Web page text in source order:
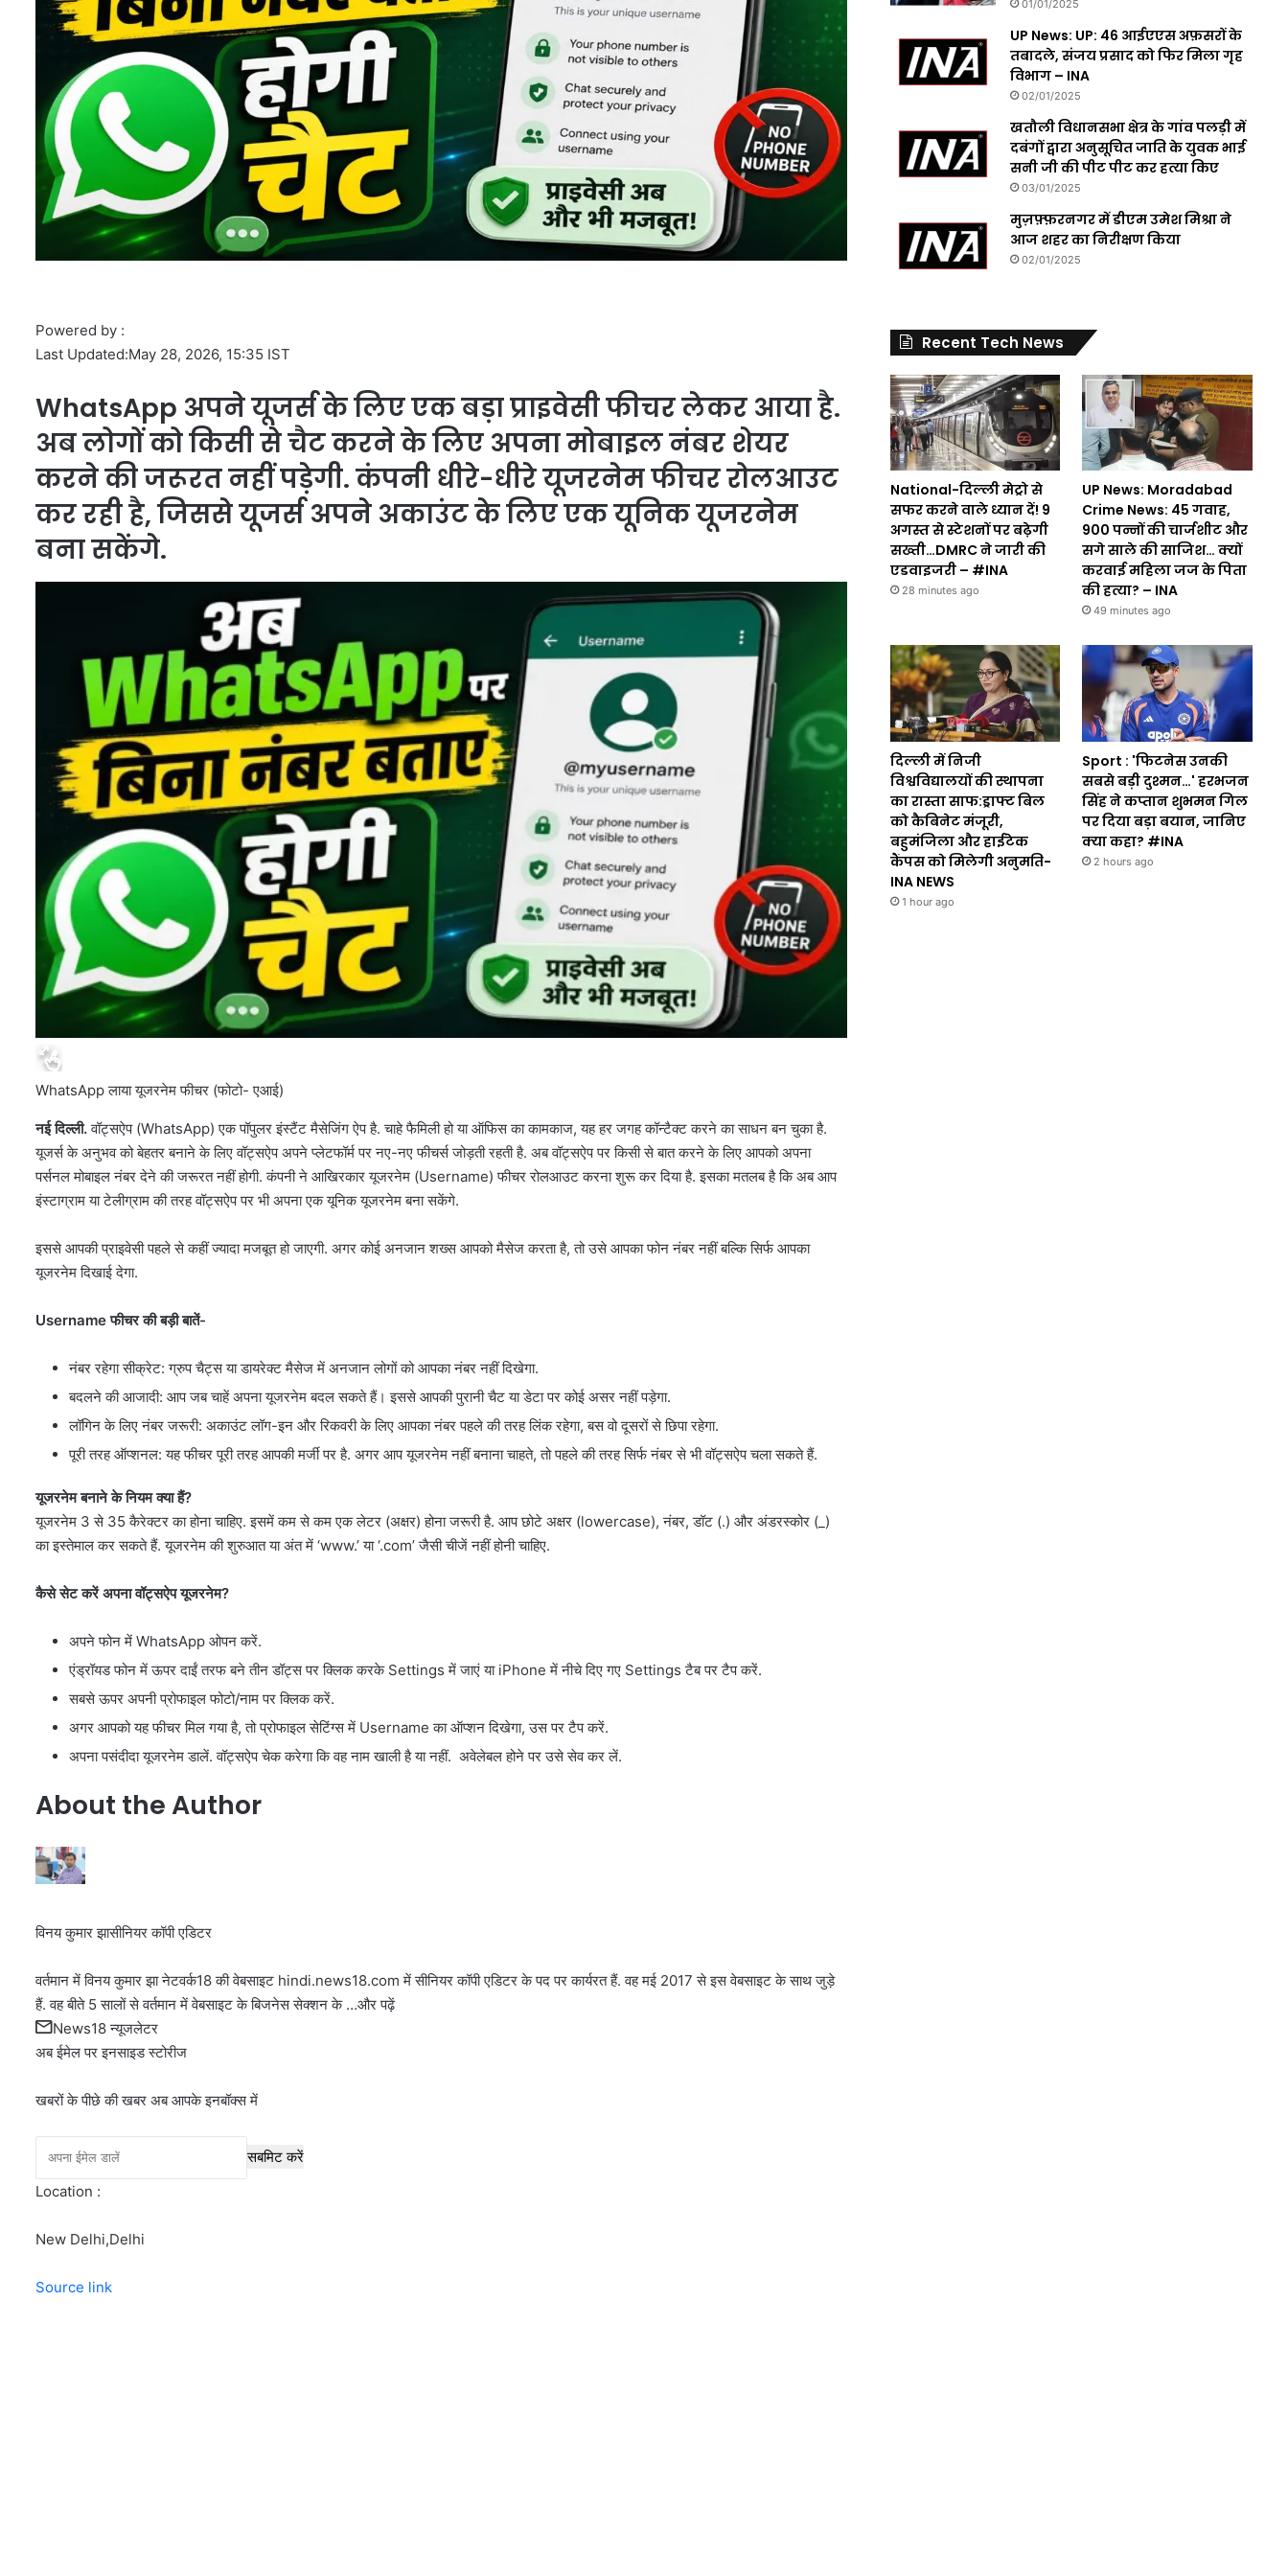
Powered by :
Last Updated:May 28, 2026, 15:35 IST
WhatsApp अपने यूजर्स के लिए एक बड़ा प्राइवेसी फीचर लेकर आया है.
अब लोगों को किसी से चैट करने के लिए अपना मोबाइल नंबर शेयर
करने की जरूरत नहीं पड़ेगी. कंपनी धीरे-धीरे यूजरनेम फीचर रोलआउट
कर रही है, जिससे यूजर्स अपने अकाउंट के लिए एक यूनिक यूजरनेम
बना सकेंगे.
WhatsApp लाया यूजरनेम फीचर (फोटो- एआई)
नई दिल्ली.वॉट्सऐप (WhatsApp) एक पॉपुलर इंस्टैंट मैसेजिंग ऐप है. चाहे फैमिली हो या ऑफिस का कामकाज, यह हर जगह कॉन्टैक्ट करने का साधन बन चुका है.
यूजर्स के अनुभव को बेहतर बनाने के लिए वॉट्सऐप अपने प्लेटफॉर्म पर नए-नए फीचर्स जोड़ती रहती है. अब वॉट्सऐप पर किसी से बात करने के लिए आपको अपना
पर्सनल मोबाइल नंबर देने की जरूरत नहीं होगी. कंपनी ने आखिरकार यूजरनेम (Username) फीचर रोलआउट करना शुरू कर दिया है. इसका मतलब है कि अब आप
इंस्टाग्राम या टेलीग्राम की तरह वॉट्सऐप पर भी अपना एक यूनिक यूजरनेम बना सकेंगे.
इससे आपकी प्राइवेसी पहले से कहीं ज्यादा मजबूत हो जाएगी. अगर कोई अनजान शख्स आपको मैसेज करता है, तो उसे आपका फोन नंबर नहीं बल्कि सिर्फ आपका
यूजरनेम दिखाई देगा.
Username फीचर की बड़ी बातें-
नंबर रहेगा सीक्रेट: ग्रुप चैट्स या डायरेक्ट मैसेज में अनजान लोगों को आपका नंबर नहीं दिखेगा.
बदलने की आजादी: आप जब चाहें अपना यूजरनेम बदल सकते हैं। इससे आपकी पुरानी चैट या डेटा पर कोई असर नहीं पड़ेगा.
लॉगिन के लिए नंबर जरूरी: अकाउंट लॉग-इन और रिकवरी के लिए आपका नंबर पहले की तरह लिंक रहेगा, बस वो दूसरों से छिपा रहेगा.
पूरी तरह ऑप्शनल: यह फीचर पूरी तरह आपकी मर्जी पर है. अगर आप यूजरनेम नहीं बनाना चाहते, तो पहले की तरह सिर्फ नंबर से भी वॉट्सऐप चला सकते हैं.
यूजरनेम बनाने के नियम क्या हैं?
यूजरनेम 3 से 35 कैरेक्टर का होना चाहिए. इसमें कम से कम एक लेटर (अक्षर) होना जरूरी है. आप छोटे अक्षर (lowercase), नंबर, डॉट (.) और अंडरस्कोर (_)
का इस्तेमाल कर सकते हैं. यूजरनेम की शुरुआत या अंत में ‘www.’ या ‘.com’ जैसी चीजें नहीं होनी चाहिए.
कैसे सेट करें अपना वॉट्सऐप यूजरनेम?
अपने फोन में WhatsApp ओपन करें.
एंड्रॉयड फोन में ऊपर दाईं तरफ बने तीन डॉट्स पर क्लिक करके Settings में जाएं या iPhone में नीचे दिए गए Settings टैब पर टैप करें.
सबसे ऊपर अपनी प्रोफाइल फोटो/नाम पर क्लिक करें.
अगर आपको यह फीचर मिल गया है, तो प्रोफाइल सेटिंग्स में Username का ऑप्शन दिखेगा, उस पर टैप करें.
अपना पसंदीदा यूजरनेम डालें. वॉट्सऐप चेक करेगा कि वह नाम खाली है या नहीं. अवेलेबल होने पर उसे सेव कर लें.
About the Author
विनय कुमार झासीनियर कॉपी एडिटर
वर्तमान में विनय कुमार झा नेटवर्क18 की वेबसाइट hindi.news18.com में सीनियर कॉपी एडिटर के पद पर कार्यरत हैं. वह मई 2017 से इस वेबसाइट के साथ जुड़े
हैं. वह बीते 5 सालों से वर्तमान में वेबसाइट के बिजनेस सेक्शन के …और पढ़ें
News18 न्यूजलेटर
अब ईमेल पर इनसाइड स्‍टोर‍ीज
खबरों के पीछे की खबर अब आपके इनबॉक्‍स में
सबमिट करें
Location :
New Delhi,Delhi
Source link
01/01/2025
UP News: UP: 46 आईएएस अफ़सरों के
तबादले, संजय प्रसाद को फिर मिला गृह
विभाग – INA
02/01/2025
खतौली विधानसभा क्षेत्र के गांव पलड़ी में
दबंगों द्वारा अनुसूचित जाति के युवक भाई
सनी जी की पीट पीट कर हत्या किए
03/01/2025
मुज़फ़्फ़रनगर में डीएम उमेश मिश्रा ने
आज शहर का निरीक्षण किया
02/01/2025
Recent Tech News
National-दिल्ली मेट्रो से
सफर करने वाले ध्यान दें! 9
अगस्त से स्टेशनों पर बढ़ेगी
सख्ती…DMRC ने जारी की
एडवाइजरी – #INA
28 minutes ago
UP News: Moradabad
Crime News: 45 गवाह,
900 पन्नों की चार्जशीट और
सगे साले की साजिश… क्यों
करवाई महिला जज के पिता
की हत्या? – INA
49 minutes ago
दिल्ली में निजी
विश्वविद्यालयों की स्थापना
का रास्ता साफ:ड्राफ्ट बिल
को कैबिनेट मंजूरी,
बहुमंजिला और हाईटेक
कैंपस को मिलेगी अनुमति-
INA NEWS
1 hour ago
Sport : 'फिटनेस उनकी
सबसे बड़ी दुश्मन…' हरभजन
सिंह ने कप्तान शुभमन गिल
पर दिया बड़ा बयान, जानिए
क्या कहा? #INA
2 hours ago